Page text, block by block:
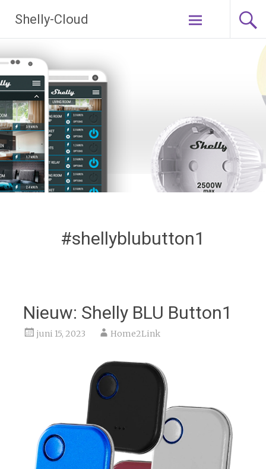
naar
de
Shelly-Cloud
#shellyblubutton1
Nieuw: Shelly BLU Button1
juni 15, 2023 Home2Link